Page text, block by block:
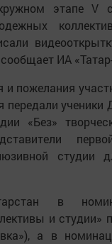
этапе V
ИА
и пожелания
передали ученики
«Без»
студии
в
и студии»
а в